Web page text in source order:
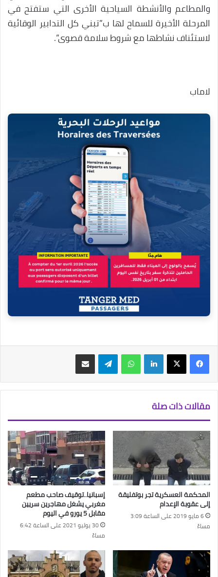
والمطاعم والأنشطة السياحية الأخرى التي ستفتح في
المرحلة الأخيرة للسماح لها ب”تبني كل التدابير الوقائية
لاستئناف نشاطها مع شروط سلامة قصوى”.
لاماب
فيسبوك‫X لينكدإن واتساب تيلقرام مشاركة عبر البريد
مقالات ذات صلة
المحكمة العسكرية تجر بوتفليقة
إلى عقوبة الإعدام
6 مايو 2019 على الساعة 3:09
مساءً
إسبانيا..توقيف صاحب مطعم
مغربي يشغل مهاجرين سريين
مقابل 5 يورو في اليوم
30 يوليو 2021 على الساعة 6:42
مساءً